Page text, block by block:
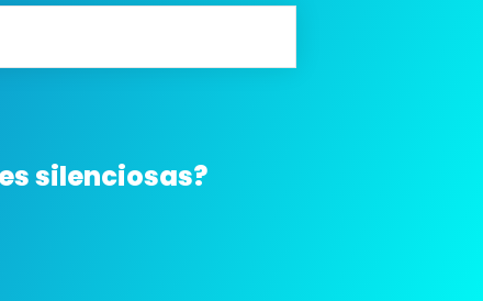
silenciosas?